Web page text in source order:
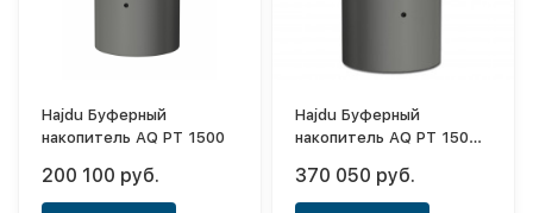
Hajdu Буферный
накопитель AQ PT 1500
200 100 руб.
Hajdu Буферный
накопитель AQ PT 1500
370 050 руб.